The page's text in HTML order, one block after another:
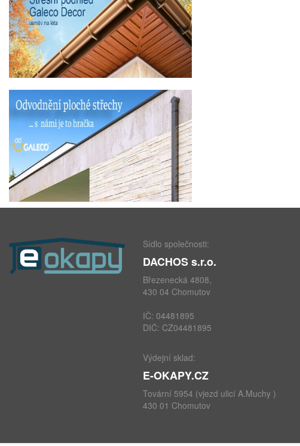
Sídlo společnosti:
DACHOS s.r.o.
Březenecká 4808,
430 04 Chomutov
IČ: 04481895
DIČ: CZ04481895
Výdejní sklad:
E-OKAPY.CZ
Tovární 5954 (vjezd ulicí A.Muchy )
430 01 Chomutov